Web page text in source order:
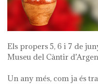
Els propers 5, 6 i 7 de
Museu del Càntir
Un any més, com ja és